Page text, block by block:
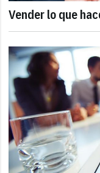
Vender lo que